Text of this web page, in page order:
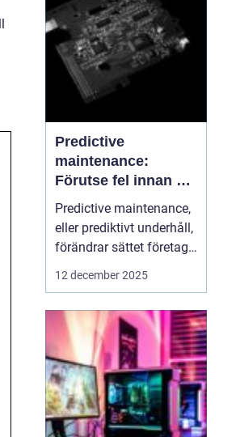
Predictive
maintenance:
Förutse fel innan de
uppstår med hjälp
av sensorer
Predictive maintenance,
eller prediktivt underhåll,
förändrar sättet företag
hanterar maskiner och
går sönder, använder
system se...
12 december 2025